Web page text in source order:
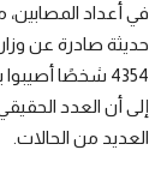
أخبار
مقالات
تقارير
في أعداد
حديثة صادرة عن
4354 شخصًا
إلى أن العدد
العديد من الحالات.